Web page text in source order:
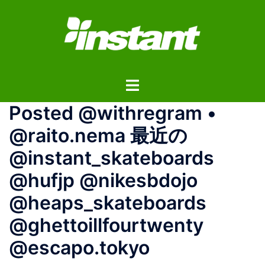
ス
ト
ル
メ
ニ
ュ
Posted @withregram •
@raito.nema 最近の️️️
@instant_skateboards
@hufjp @nikesbdojo
@heaps_skateboards
@ghettoillfourtwenty
@escapo.tokyo